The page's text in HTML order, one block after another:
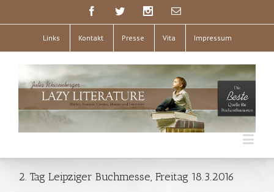
Links Kontakt Presse Vita Impressum
2. Tag Leipziger Buchmesse, Freitag 18.3.2016